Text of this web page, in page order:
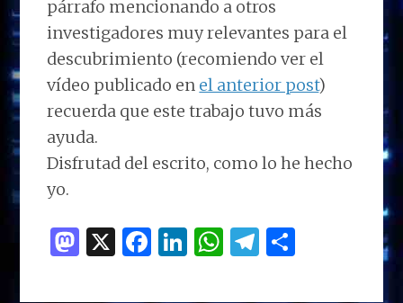
párrafo mencionando a otros
investigadores muy relevantes para el
descubrimiento (recomiendo ver el
vídeo publicado en el anterior post)
recuerda que este trabajo tuvo más
ayuda.
Disfrutad del escrito, como lo he hecho
yo.
M X F
Li W T